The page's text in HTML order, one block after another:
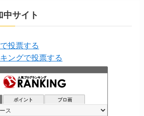
中サイト
投票する
ングで投票する
ポイント ブロ画